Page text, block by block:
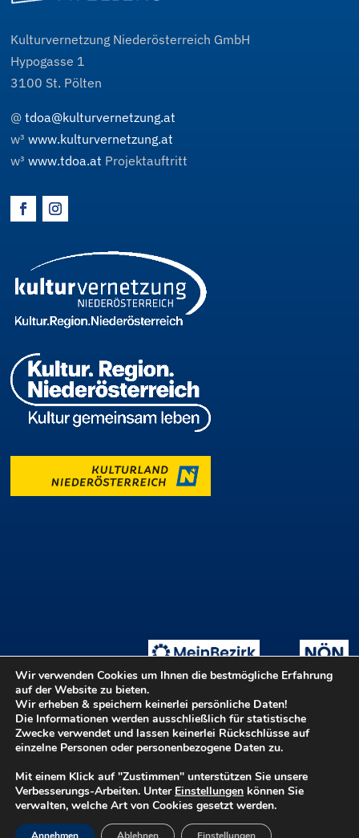
Kulturvernetzung Niederösterreich GmbH
Hypogasse 1
3100 St. Pölten
@tdoa@kulturvernetzung.at
w³www.kulturvernetzung.at
w³www.tdoa.at Projektauftritt
Tage der offenen Ateliers Teilnahmebedingungen
Login ::
Hilfe Kontakt
Barrierefreiheit
©2026 Kulturvernetzung Niederösterreich GmbH - Ein Betrieb der
Wir verwenden Cookies um Ihnen die bestmögliche Erfahrung
auf der Website zu bieten.
Wir erheben & speichern keinerlei persönliche Daten!
Die Informationen werden ausschließlich für statistische
Zwecke verwendet und lassen keinerlei Rückschlüsse auf
einzelne Personen oder personenbezogene Daten zu.
Mit einem Klick auf "Zustimmen" unterstützen Sie unsere
Verbesserungs-Arbeiten. Unter Einstellungen können Sie
verwalten, welche Art von Cookies gesetzt werden.